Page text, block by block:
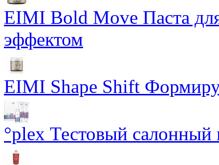
EIMI Bold Move Паста
эффектом
EIMI Shape Shift
°plex Тестовый салонный